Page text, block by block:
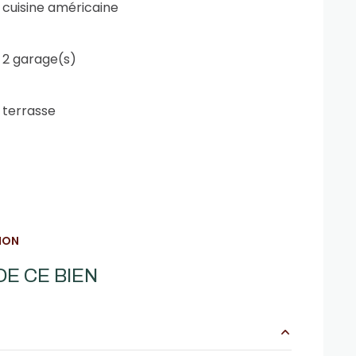
cuisine américaine
2 garage(s)
terrasse
CE BIEN